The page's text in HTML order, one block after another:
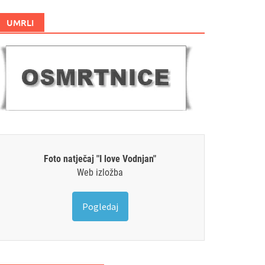
UMRLI
Foto natječaj "I love Vodnjan"
Web izložba
Pogledaj